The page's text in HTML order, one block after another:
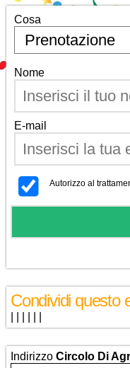
Cosa
Nome
E-mail
Autorizzo al
Condividi questo
Indirizzo Circolo Di